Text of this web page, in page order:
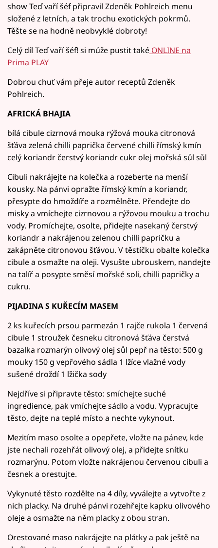
show Teď vaří šéf připravil Zdeněk Pohlreich menu
složené z letních, a tak trochu exotických pokrmů.
Těšte se na hodně neobvyklé dobroty!
Celý díl Teď vaří šéf! si může pustit také ONLINE na
Prima PLAY
Dobrou chuť vám přeje autor receptů Zdeněk
Pohlreich.
AFRICKÁ BHAJIA
bílá cibule cizrnová mouka rýžová mouka citronová
šťáva zelená chilli paprička červené chilli římský kmín
celý koriandr čerstvý koriandr cukr olej mořská sůl sůl
Cibuli nakrájejte na kolečka a rozeberte na menší
kousky. Na pánvi opražte římský kmín a koriandr,
přesypte do hmoždíře a rozmělněte. Přendejte do
misky a vmíchejte cizrnovou a rýžovou mouku a trochu
vody. Promíchejte, osolte, přidejte nasekaný čerstvý
koriandr a nakrájenou zelenou chilli papričku a
zakápněte citronovou šťávou. V těstíčku obalte kolečka
cibule a osmažte na oleji. Vysušte ubrouskem, nandejte
na talíř a posypte směsí mořské soli, chilli papričky a
cukru.
PIJADINA S KUŘECÍM MASEM
2 ks kuřecích prsou parmezán 1 rajče rukola 1 červená
cibule 1 stroužek česneku citronová šťáva čerstvá
bazalka rozmarýn olivový olej sůl pepř na těsto: 500 g
mouky 150 g vepřového sádla 1 lžíce vlažné vody
sušené droždí 1 lžička sody
Nejdříve si připravte těsto: smíchejte suché
ingredience, pak vmíchejte sádlo a vodu. Vypracujte
těsto, dejte na teplé místo a nechte vykynout.
Mezitím maso osolte a opepřete, vložte na pánev, kde
jste nechali rozehřát olivový olej, a přidejte snítku
rozmarýnu. Potom vložte nakrájenou červenou cibuli a
česnek a orestujte.
Vykynuté těsto rozdělte na 4 díly, vyválejte a vytvořte z
nich placky. Na druhé pánvi rozehřejte kapku olivového
oleje a osmažte na něm placky z obou stran.
Orestované maso nakrájejte na plátky a pak ještě na